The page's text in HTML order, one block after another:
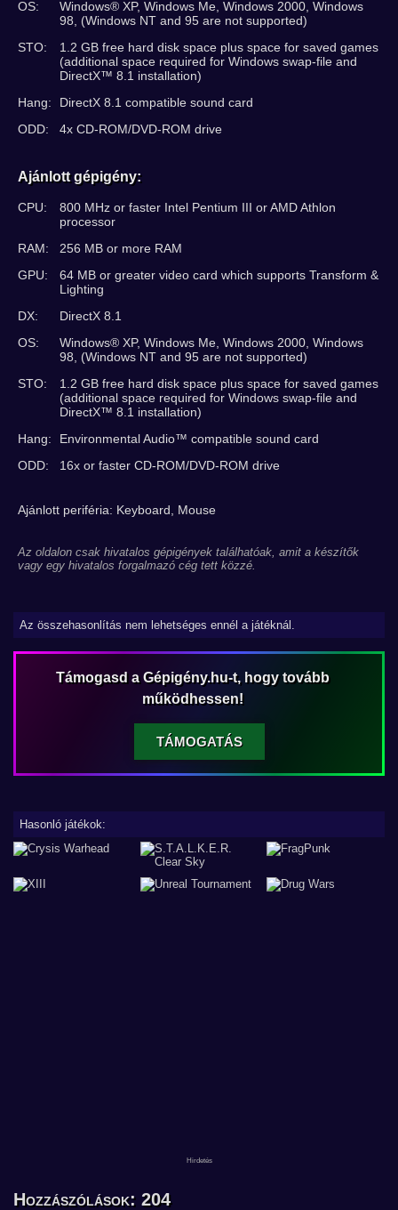
OS:
Windows® XP, Windows Me, Windows 2000, Windows
98, (Windows NT and 95 are not supported)
STO:
1.2 GB free hard disk space plus space for saved games
(additional space required for Windows swap-file and
DirectX™ 8.1 installation)
Hang:
DirectX 8.1 compatible sound card
ODD:
4x CD-ROM/DVD-ROM drive
Ajánlott gépigény:
CPU:
800 MHz or faster Intel Pentium III or AMD Athlon
processor
RAM:
256 MB or more RAM
GPU:
64 MB or greater video card which supports Transform &
Lighting
DX:
DirectX 8.1
OS:
Windows® XP, Windows Me, Windows 2000, Windows
98, (Windows NT and 95 are not supported)
STO:
1.2 GB free hard disk space plus space for saved games
(additional space required for Windows swap-file and
DirectX™ 8.1 installation)
Hang:
Environmental Audio™ compatible sound card
ODD:
16x or faster CD-ROM/DVD-ROM drive
Ajánlott periféria: Keyboard, Mouse
Az oldalon csak hivatalos gépigények találhatóak, amit a készítők
vagy egy hivatalos forgalmazó cég tett közzé.
Az összehasonlítás nem lehetséges ennél a játéknál.
Támogasd a Gépigény.hu-t, hogy tovább
működhessen!
TÁMOGATÁS
Hasonló játékok:
Hozzászólások: 204